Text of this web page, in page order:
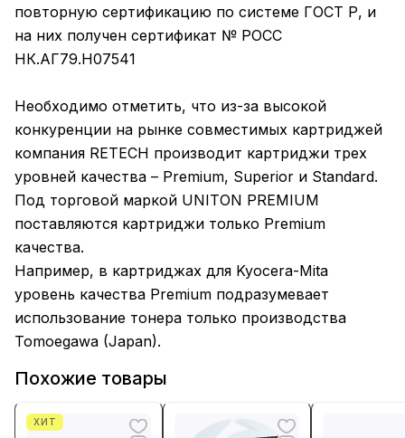
повторную сертификацию по системе ГОСТ Р, и
на них получен сертификат № РОСС
НК.АГ79.Н07541
Необходимо отметить, что из-за высокой
конкуренции на рынке совместимых картриджей
компания RETECH производит картриджи трех
уровней качества – Premium, Superior и Standard.
Под торговой маркой UNITON PREMIUM
поставляются картриджи только Premium
качества.
Например, в картриджах для Kyocera-Mita
уровень качества Premium подразумевает
использование тонера только производства
Tomoegawa (Japan).
Похожие товары
ХИТ